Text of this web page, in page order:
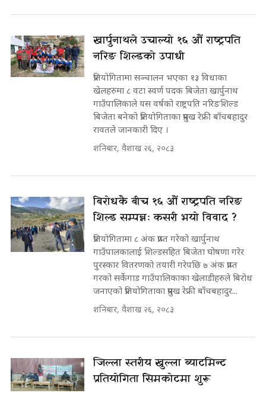
खार्पुनाथले उचाल्यो १६ औं राष्ट्रपति
नरिङ शिल्डको उपाधी
प्रतियोगितामा सञ्चालन भएका १३ विधाका
खेलहरुमा ८ वटा स्वर्ण पदक बिजेता खार्पुनाथ
गाउँपालिकाले यस वर्षको राष्ट्रपति नरिङशिल्ड
बिजेता बनेको प्रतियोगिताका प्रमुख रेफ्री बाँचबहादुर
रावतले जानकारी दिए ।
शनिबार, वैशाख २६, २०८३
बिरोधकै बीच १६ औं राष्ट्रपति नरिङ
शिल्ड सम्पन्नः कसरी भयो विवाद ?
प्रतियोगितामा ८ अंक प्राप्त गरेको खार्पुनाथ
गाउँपालकालाई शिल्डसहित बिजेता घोषणा गरेर
पुरस्कार वितरणको तयारी गरेपछि ७ अंक प्राप्त
गरको सर्केगाड गाउँपालिकाका खेलाडीहरुले बिरोध
जनाएको प्रतियोगिताका प्रमुख रेफ्री बाँचबहादुर...
शनिबार, वैशाख २६, २०८३
जिल्ला स्तरीय खुल्ला ब्याटमिन्ट
प्रतियोगिता सिमकोटमा शुरू